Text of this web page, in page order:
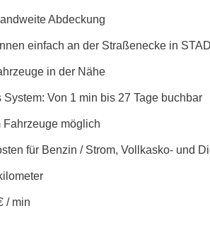
Abdeckung
einfach an der Straßenecke in
in der Nähe
System: Von 1 min bis 27 Tage buchbar
Fahrzeuge möglich
für Benzin / Strom, Vollkasko- und
/ min